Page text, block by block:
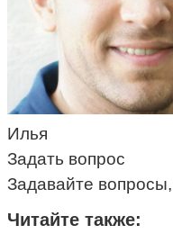
Илья
Задать вопрос
Задавайте
Читайте также: